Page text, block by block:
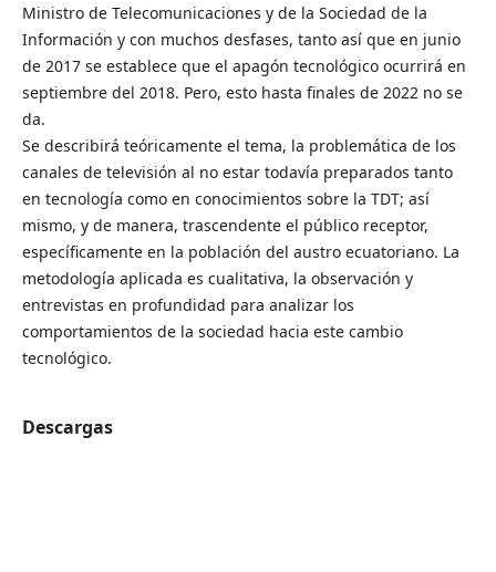
Ministro de Telecomunicaciones y de la Sociedad de la
Información y con muchos desfases, tanto así que en junio
de 2017 se establece que el apagón tecnológico ocurrirá en
septiembre del 2018. Pero, esto hasta finales de 2022 no se
da.
Se describirá teóricamente el tema, la problemática de los
canales de televisión al no estar todavía preparados tanto
en tecnología como en conocimientos sobre la TDT; así
mismo, y de manera, trascendente el público receptor,
específicamente en la población del austro ecuatoriano. La
metodología aplicada es cualitativa, la observación y
entrevistas en profundidad para analizar los
comportamientos de la sociedad hacia este cambio
tecnológico.
Descargas